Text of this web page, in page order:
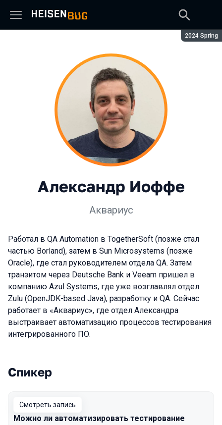
Сезон:
2024 Spring
Александр Иоффе
Аквариус
Работал в QA Automation в TogetherSoft (позже стал
частью Borland), затем в Sun Microsystems (позже
Oracle), где стал руководителем отдела QA. Затем
транзитом через Deutsche Bank и Veeam пришел в
компанию Azul Systems, где уже возглавлял отдел
Zulu (OpenJDK-based Java), разработку и QA. Сейчас
работает в «Аквариус», где отдел Александра
выстраивает автоматизацию процессов тестирования
интегрированного ПО.
Выступления в сезоне 2024 Spring
Спикер
Смотреть запись
Можно ли автоматизировать тестирование